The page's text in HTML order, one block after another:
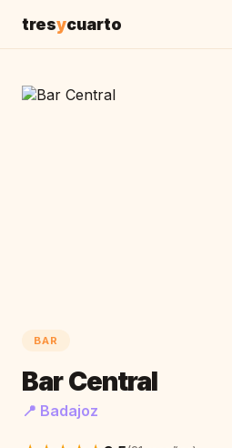
tresycuarto
BAR
Bar Central
📍 Badajoz